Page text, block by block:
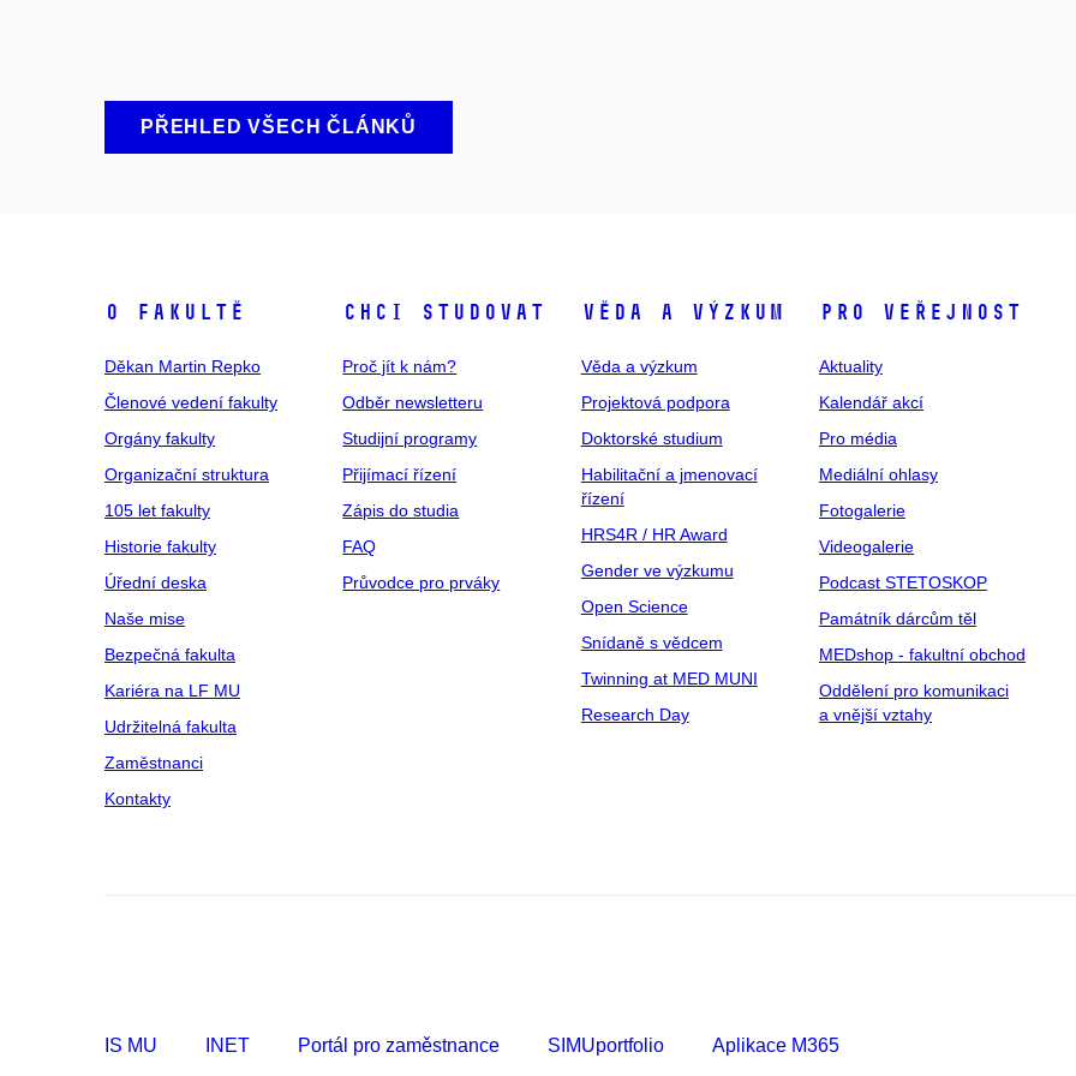
PŘEHLED VŠECH ČLÁNKŮ
O fakultě
Děkan Martin Repko
Členové vedení fakulty
Orgány fakulty
Organizační struktura
105 let fakulty
Historie fakulty
Úřední deska
Naše mise
Bezpečná fakulta
Kariéra na LF MU
Udržitelná fakulta
Zaměstnanci
Kontakty
Chci studovat
Proč jít k nám?
Odběr newsletteru
Studijní programy
Přijímací řízení
Zápis do studia
FAQ
Průvodce pro prváky
Věda a výzkum
Věda a výzkum
Projektová podpora
Doktorské studium
Habilitační a jmenovací
řízení
HRS4R / HR Award
Gender ve výzkumu
Open Science
Snídaně s vědcem
Twinning at MED MUNI
Research Day
Pro veřejnost
Aktuality
Kalendář akcí
Pro média
Mediální ohlasy
Fotogalerie
Videogalerie
Podcast STETOSKOP
Památník dárcům těl
MEDshop - fakultní obchod
Oddělení pro komunikaci
a vnější vztahy
IS MU INET Portál pro zaměstnance SIMUportfolio Aplikace M365